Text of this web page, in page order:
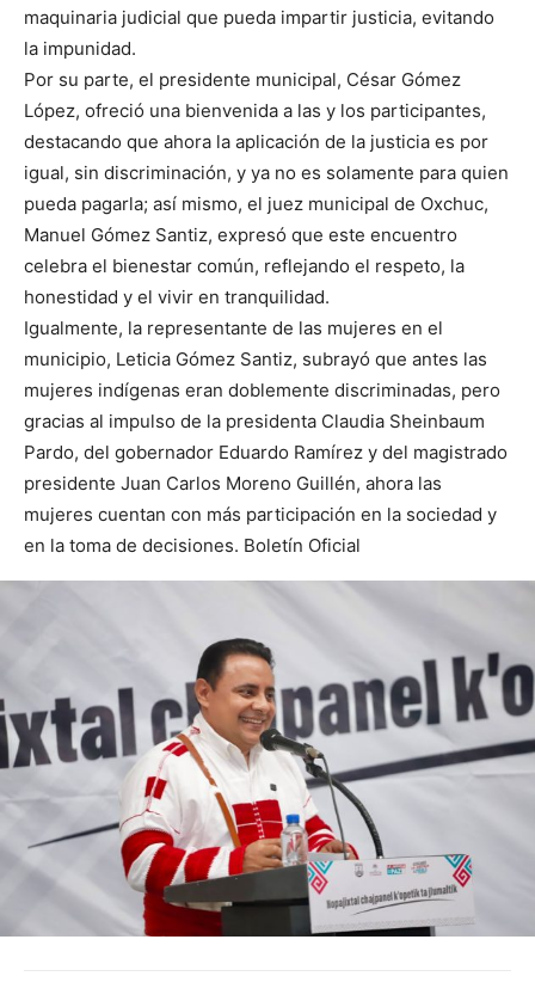
maquinaria judicial que pueda impartir justicia, evitando
la impunidad.
Por su parte, el presidente municipal, César Gómez
López, ofreció una bienvenida a las y los participantes,
destacando que ahora la aplicación de la justicia es por
igual, sin discriminación, y ya no es solamente para quien
pueda pagarla; así mismo, el juez municipal de Oxchuc,
Manuel Gómez Santiz, expresó que este encuentro
celebra el bienestar común, reflejando el respeto, la
honestidad y el vivir en tranquilidad.
Igualmente, la representante de las mujeres en el
municipio, Leticia Gómez Santiz, subrayó que antes las
mujeres indígenas eran doblemente discriminadas, pero
gracias al impulso de la presidenta Claudia Sheinbaum
Pardo, del gobernador Eduardo Ramírez y del magistrado
presidente Juan Carlos Moreno Guillén, ahora las
mujeres cuentan con más participación en la sociedad y
en la toma de decisiones. Boletín Oficial